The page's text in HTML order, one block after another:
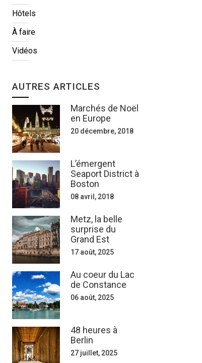
Hôtels
À faire
Vidéos
AUTRES ARTICLES
Marchés de Noël
en Europe
20 décembre, 2018
L’émergent
Seaport District à
Boston
08 avril, 2018
Metz, la belle
surprise du
Grand Est
17 août, 2025
Au coeur du Lac
de Constance
06 août, 2025
48 heures à
Berlin
27 juillet, 2025